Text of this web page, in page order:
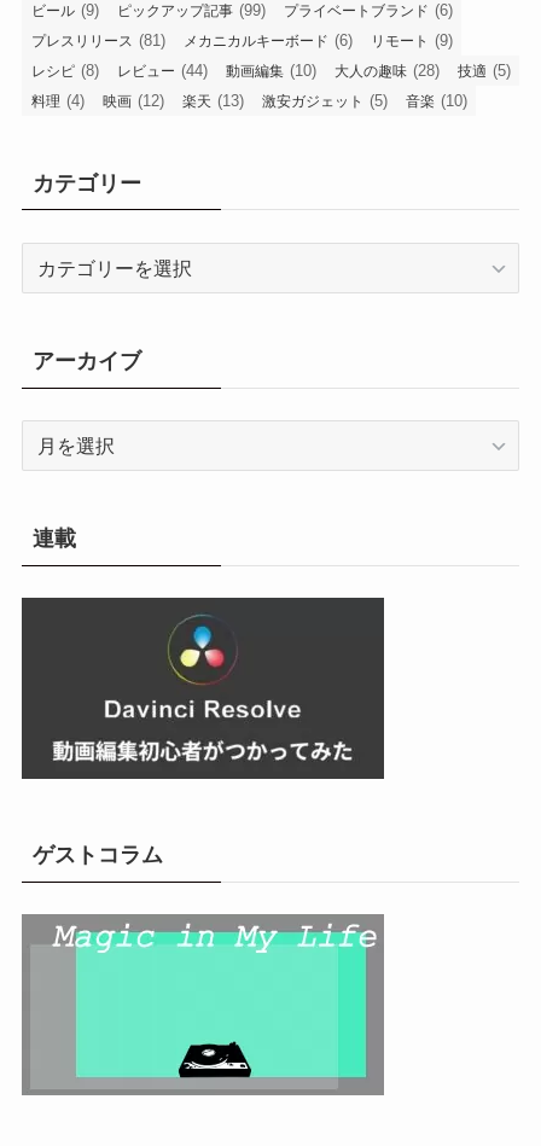
ビール (9) ピックアップ記事 (99) プライベートブランド (6)
プレスリリース (81) メカニカルキーボード (6) リモート (9)
レシピ (8) レビュー (44) 動画編集 (10) 大人の趣味 (28) 技適 (5)
料理 (4) 映画 (12) 楽天 (13) 激安ガジェット (5) 音楽 (10)
カテゴリー
ー
アーカイブ
イ
ブ
連載
ゲストコラム